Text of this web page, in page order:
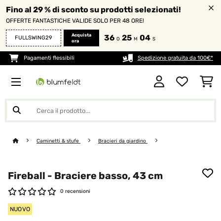
Fino al 29 % di sconto su prodotti selezionati!
OFFERTE FANTASTICHE VALIDE SOLO PER 48 ORE!
FULLSWING29
Acquista
ora
36 O 25 M 04 S
Pagamenti flessibili Spedizione gratuita da 100€*
Caminetti & stufe Bracieri da giardino
Fireball - Braciere basso, 43 cm
0 recensioni
NUOVO